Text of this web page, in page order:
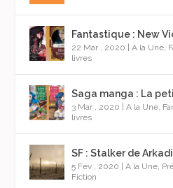
Fantastique : New
22 Mar , 2020 |A la Une
livres
Saga manga : La
3 Mar , 2020 |A la Une
livres
SF : Stalker de
5 Fév , 2020 |A la Une
Fiction